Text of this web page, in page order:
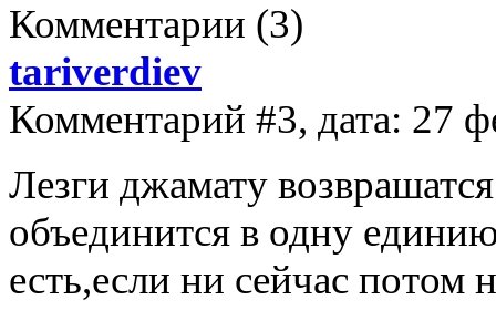
Комментарии (3)
tariverdiev
Комментарий #3, дата: 27
Лезги джамату
объединится в одну
есть,если ни сейчас потом